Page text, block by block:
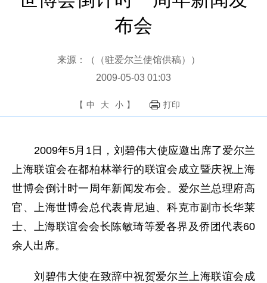
布会
来源：（（驻爱尔兰使馆供稿））
2009-05-03 01:03
【 中 大 小 】 打印
2009年5月1日，刘碧伟大使应邀出席了爱尔兰
上海联谊会在都柏林举行的联谊会成立暨庆祝上海
世博会倒计时一周年新闻发布会。爱尔兰总理府高
官、上海世博会总代表肯尼迪、科克市副市长华莱
士、上海联谊会会长陈敏琦等爱各界及侨团代表60
余人出席。
刘碧伟大使在致辞中祝贺爱尔兰上海联谊会成